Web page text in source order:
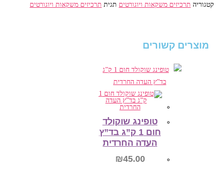
קטגוריה תרכיזים משקאות ויוגורטים תגית תרכיזים משקאות ויוגורטים
מוצרים קשורים
טופינג שוקולד
חום 1 ק”ג בד”ץ
העדה החרדית
₪45.00